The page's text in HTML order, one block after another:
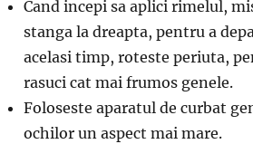
Cand incepi sa aplici rimelul,
stanga la dreapta, pentru a
acelasi timp, roteste periuta,
rasuci cat mai frumos genele.
Foloseste aparatul de curbat
ochilor un aspect mai mare.